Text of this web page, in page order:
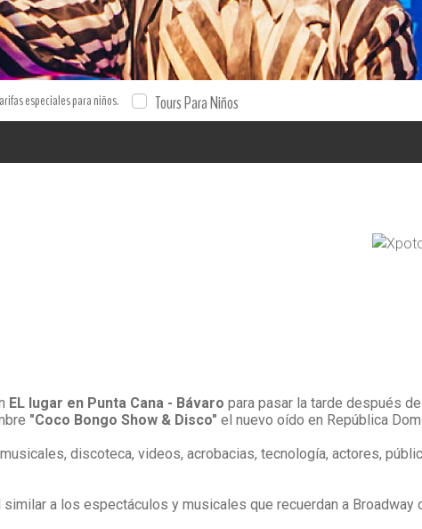
especiales para niños. Tours Para Niños
EL lugar en Punta Cana - Bávaro para pasar la tarde después
"Coco Bongo Show & Disco" el nuevo oído en República
discoteca, videos, acrobacias, tecnología, actores,
a los espectáculos y musicales que recuerdan a Broadway